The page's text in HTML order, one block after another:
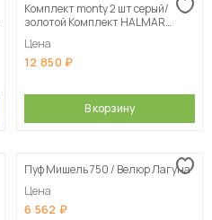
Комплект monty 2 шт серый/
золотой Комплект HALMAR
Цена
12 850
В корзину
Пуф Мишель 750 / Велюр Лагуна
Цена
6 562